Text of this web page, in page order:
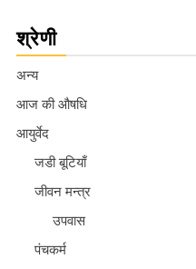
श्रेणी
अन्य
आज की औषधि
आयुर्वेद
जडी बूटियाँ
जीवन मन्त्र
उपवास
पंचकर्म